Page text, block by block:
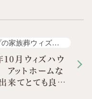
家族葬ウィズハ
月ウィズハウ
ットホームな
来てとても良か